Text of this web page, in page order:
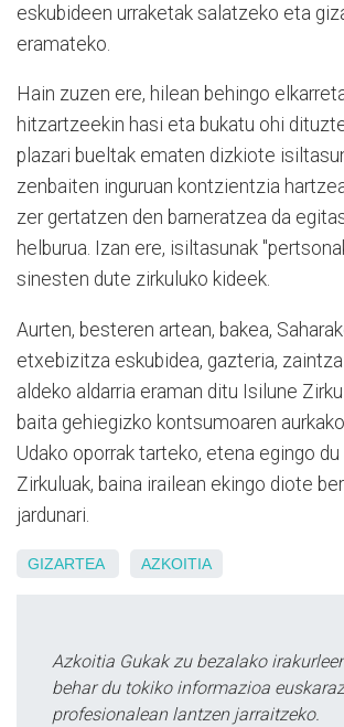
eskubideen urraketak salatzeko eta
eramateko.
Hain zuzen ere, hilean behingo
hitzartzeekin hasi eta bukatu ohi
plazari bueltak ematen dizkiote
zenbaiten inguruan kontzientzia
zer gertatzen den barneratzea da
helburua. Izan ere, isiltasunak
sinesten dute zirkuluko kideek.
Aurten, besteren artean, bakea,
etxebizitza eskubidea, gazteria,
aldeko aldarria eraman ditu Isilune
baita gehiegizko kontsumoaren
Udako oporrak tarteko, etena egingo
Zirkuluak, baina irailean ekingo diote
jardunari.
GIZARTEA AZKOITIA
Azkoitia Gukak zu bezalako
behar du tokiko informazioa
profesionalean lantzen jarraitzeko.